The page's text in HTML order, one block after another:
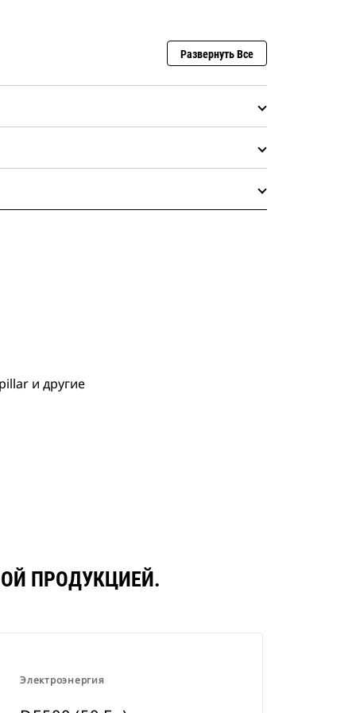
Развернуть Все
и другие
ПРОДУКЦИЕЙ.
Электроэнергия